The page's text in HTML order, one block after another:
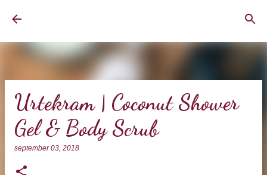
Urtekram | Coconut Shower
Gel & Body Scrub
september 03, 2018